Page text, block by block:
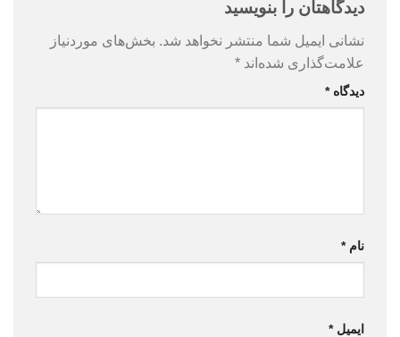
دیدگاهتان را بنویسید
نشانی ایمیل شما منتشر نخواهد شد. بخش‌های موردنیاز
علامت‌گذاری شده‌اند *
دیدگاه*
نام*
ایمیل*